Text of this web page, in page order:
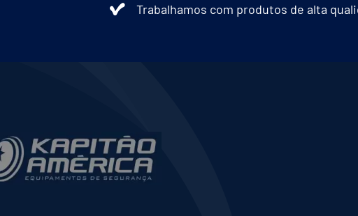
Trabalhamos com produtos de alta